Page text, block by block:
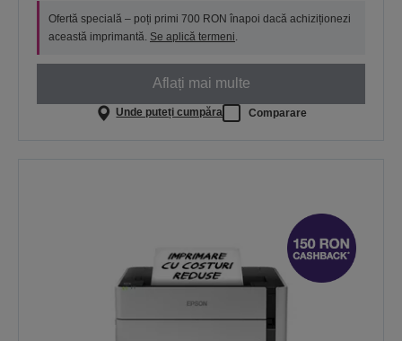
Ofertă specială – poți primi 700 RON înapoi dacă achiziționezi
această imprimantă. Se aplică termeni
Aflați mai multe
Unde puteți cumpăra Comparare